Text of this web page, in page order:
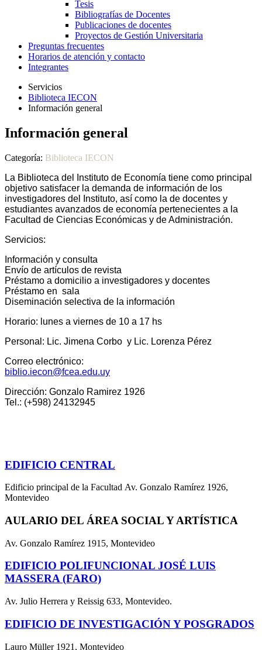
Tesis
Bibliografías de Docentes
Publicaciones de docentes
Proyectos de Gestión Universitaria
Preguntas frecuentes
Horarios de atención y contacto
Integrantes
Servicios
Biblioteca IECON
Información general
Información general
Categoría: Biblioteca IECON
La Biblioteca del Instituto de Economía tiene como principal
objetivo satisfacer la demanda de información de los
investigadores del Instituto, así como la de docentes y
estudiantes avanzados de economía pertenecientes a la
Facultad de Ciencias Económicas y de Administración.
Servicios:
Información y consulta
Envío de artículos de revista
Préstamo a domicilio a investigadores y docentes
Préstamo en sala
Diseminación selectiva de la información
Horario: lunes a viernes de 10 a 17 hs
Personal: Lic. Jimena Corbo y Lic. Lorenza Pérez
Correo electrónico:
biblio.iecon@fcea.edu.uy
Dirección: Gonzalo Ramirez 1926
Tel.: (+598) 24132945
EDIFICIO CENTRAL
Edificio principal de la Facultad Av. Gonzalo Ramírez 1926,
Montevideo
AULARIO DEL ÁREA SOCIAL Y ARTÍSTICA
Av. Gonzalo Ramírez 1915, Montevideo
EDIFICIO POLIFUNCIONAL JOSÉ LUIS
MASSERA (FARO)
Av. Julio Herrera y Reissig 633, Montevideo.
EDIFICIO DE INVESTIGACIÓN Y POSGRADOS
Lauro Müller 1921, Montevideo